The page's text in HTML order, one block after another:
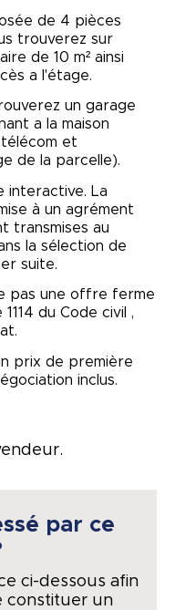
de 4 pièces
trouverez sur
de 10 m² ainsi
a l'étage.
un garage
a la maison
et
de la parcelle).
interactive. La
à un agrément
transmises au
la sélection de
suite.
pas une offre ferme
du Code civil ,
prix de première
inclus.
par ce
ci-dessous afin
constituer un